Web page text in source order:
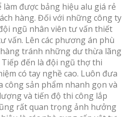
làm được bảng hiệu alu giá rẻ
hàng. Đối với những công ty
ngũ nhân viên tư vấn thiết
vấn. Lên các phương án phù
tránh những dư thừa lãng
đến là đội ngũ thợ thi
có tay nghề cao. Luôn đưa
công sản phẩm nhanh gọn và
và tiến độ thi công lắp
rất quan trọng ảnh hưởng